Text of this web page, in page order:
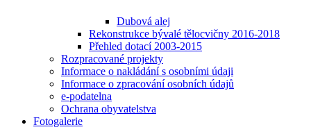
Dubová alej
Rekonstrukce bývalé tělocvičny 2016-2018
Přehled dotací 2003-2015
Rozpracované projekty
Informace o nakládání s osobními údaji
Informace o zpracování osobních údajů
e-podatelna
Ochrana obyvatelstva
Fotogalerie